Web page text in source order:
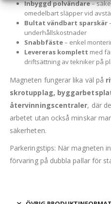
Inbyggd polvändare–
omedelbart släpper vid
Bultat vändbart sparskär
underhållskostnader
Snabbfäste– enkel
Levereras komplett med
driftsättning av tekniker på
Magneten fungerar lika väl på
skrotupplag,
återvinningscentraler, där
arbetet utan också minskar
säkerheten.
Parkeringstips: När magneten
förvaring på dubbla pallar för